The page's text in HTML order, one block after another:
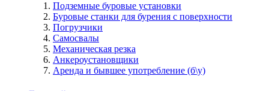
Подземные буровые установки
Буровые станки для бурения с поверхности
Погрузчики
Самосвалы
Механическая резка
Анкероустановщики
Аренда и бывшее употребление (б\у)